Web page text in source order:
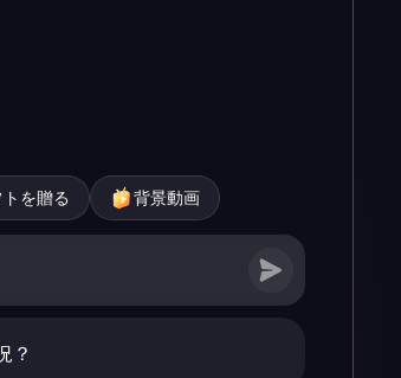
を贈る 背景動画
？